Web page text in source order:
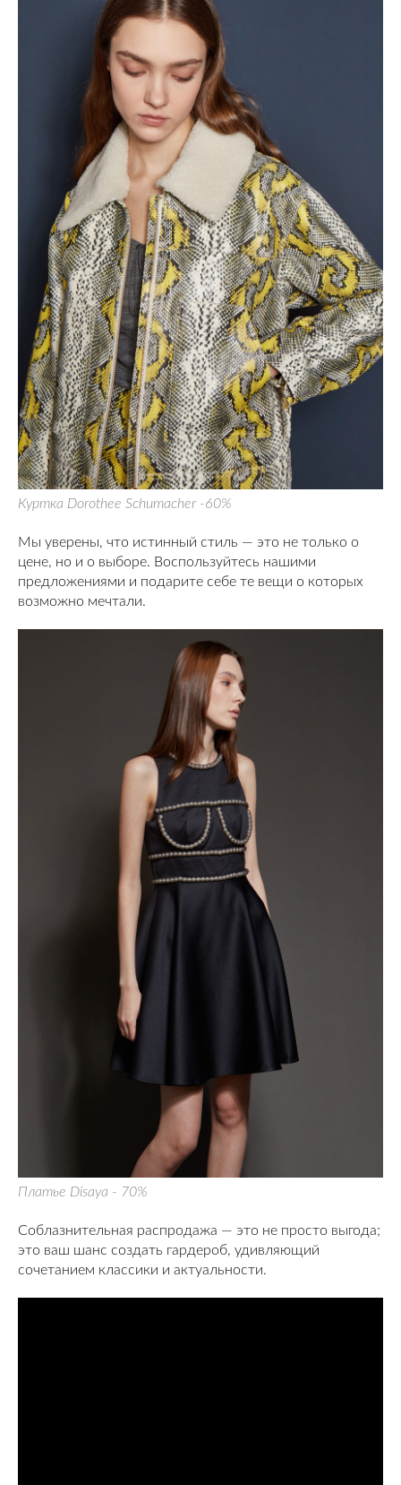
Куртка Dorothee Schumacher -60%
Мы уверены, что истинный стиль — это не только о
цене, но и о выборе. Воспользуйтесь нашими
предложениями и подарите себе те вещи о которых
возможно мечтали.
Платье Disaya - 70%
Соблазнительная распродажа — это не просто выгода;
это ваш шанс создать гардероб, удивляющий
сочетанием классики и актуальности.